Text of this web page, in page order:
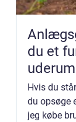
du et
uderum
Hvis du
du opsøge
jeg købe